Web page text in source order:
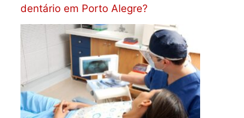
dentário em Porto Alegre?